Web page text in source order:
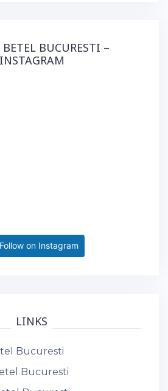
BUCURESTI –
INSTAGRAM
Follow on Instagram
LINKS
Bucuresti
Bucuresti